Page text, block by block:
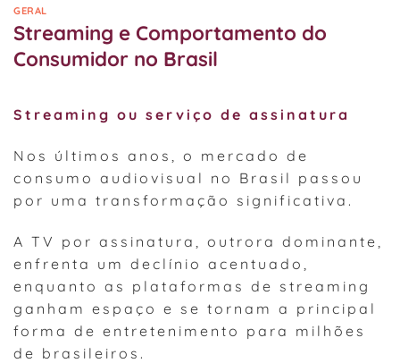
GERAL
Streaming e Comportamento do
Consumidor no Brasil
Streaming ou serviço de assinatura
Nos últimos anos, o mercado de
consumo audiovisual no Brasil passou
por uma transformação significativa.
A TV por assinatura, outrora dominante,
enfrenta um declínio acentuado,
enquanto as plataformas de streaming
ganham espaço e se tornam a principal
forma de entretenimento para milhões
de brasileiros.